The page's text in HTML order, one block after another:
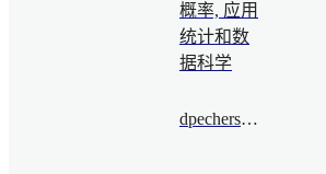
概率, 应用
统计和数
据科学
dpechersky@bimsa.cn